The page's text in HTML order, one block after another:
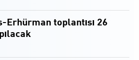
Erhürman toplantısı 26